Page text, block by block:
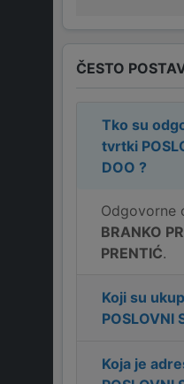
ČESTO
Tko su
tvrtki
DOO ?
Odgovorne
BRANKO
PRENTIĆ.
Koji su
POSLOVNI
Koja je